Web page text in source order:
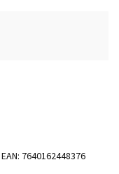
EAN: 7640162448376